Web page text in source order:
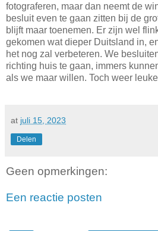
fotograferen, maar dan neemt de
besluit even te gaan zitten bij de
blijft maar toenemen. Er zijn wel
gekomen wat dieper Duitsland in,
het nog zal verbeteren. We
richting huis te gaan, immers
als we maar willen. Toch weer
at juli 15, 2023
Delen
Geen opmerkingen:
Een reactie posten